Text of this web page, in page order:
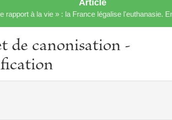
Article
rapport à la vie » : la France légalise l'euthanasie.
de canonisation -